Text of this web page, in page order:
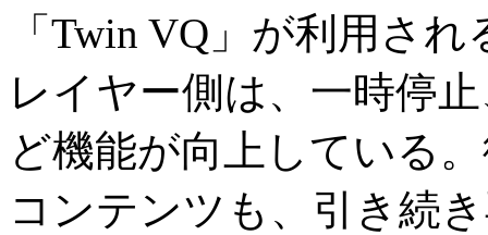
「Twin VQ」が利用さ
レイヤー側は、一時停
ど機能が向上している
コンテンツも、引き続